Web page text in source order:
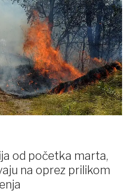
od početka marta,
na oprez prilikom